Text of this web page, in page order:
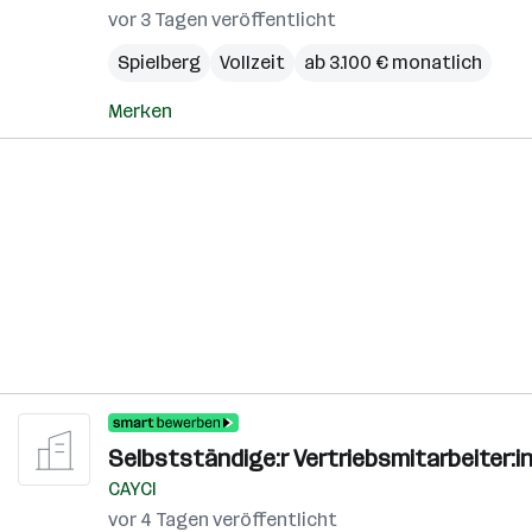
vor 3 Tagen veröffentlicht
Spielberg
Vollzeit ab 3.100 € monatlich
Merken
Selbstständige:r Vertriebsmitarbeiter:in
CAYCI
vor 4 Tagen veröffentlicht